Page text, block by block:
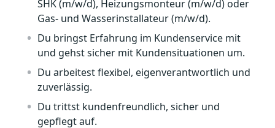
SHK (m/w/d), Heizungsmonteur (m/w/d) oder
Gas- und Wasserinstallateur (m/w/d).
Du bringst Erfahrung im Kundenservice mit
und gehst sicher mit Kundensituationen um.
Du arbeitest flexibel, eigenverantwortlich und
zuverlässig.
Du trittst kundenfreundlich, sicher und
gepflegt auf.